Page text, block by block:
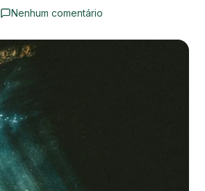
Nenhum comentário